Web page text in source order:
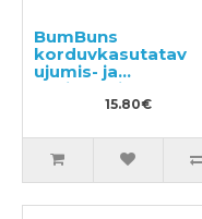
BumBuns
korduvkasutatav
ujumis- ja
potitreeningu mähe
M 11–15 kg15.80€